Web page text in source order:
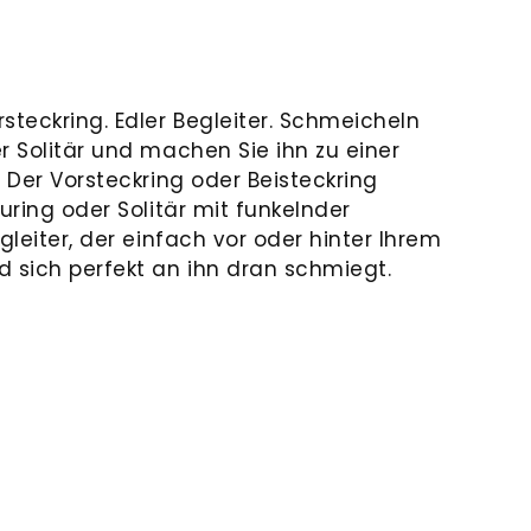
Edler Begleiter. Schmeicheln
Solitär und machen Sie ihn zu einer
Vorsteckring oder Beisteckring
oder Solitär mit funkelnder
der einfach vor oder hinter Ihrem
sich perfekt an ihn dran schmiegt.